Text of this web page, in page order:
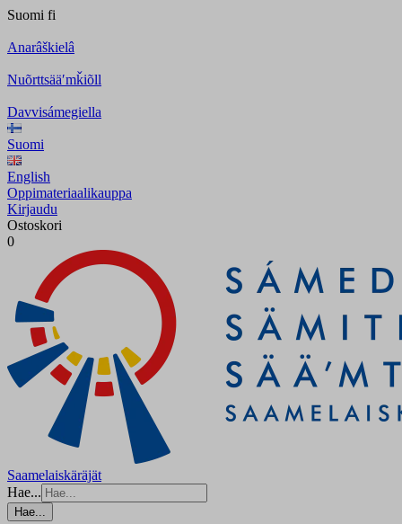
Suomi fi
Anarâškielâ
Nuõrttsääʹmǩiõll
Davvisámegiella
Suomi
English
Oppimateriaalikauppa
Kirjaudu
Ostoskori
0
Saamelaiskäräjät
Hae...
Hae...